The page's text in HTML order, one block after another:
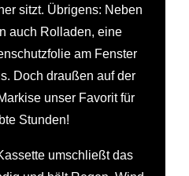
sitzt. Übrigens: Neben
auch Rolladen, eine
am Fenster
Doch draußen auf der
unser Favorit für
Stunden!
umschließt das